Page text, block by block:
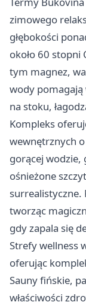
zimowego
głębokości
około 60 stopni
tym magnez,
wody pomagają
na stoku,
Kompleks
wewnętrznych
gorącej wodzie,
ośnieżone
surrealistyczne.
tworząc
gdy zapala się
Strefy wellness
oferując
Sauny fińskie,
właściwości